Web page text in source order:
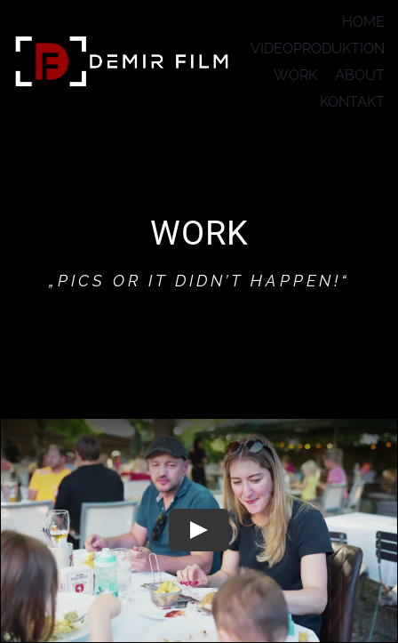
Inhalt
springen
HOME
VIDEOPRODUKTION
WORK
ABOUT
KONTAKT
WORK
„PICS OR IT DIDN’T HAPPEN!“